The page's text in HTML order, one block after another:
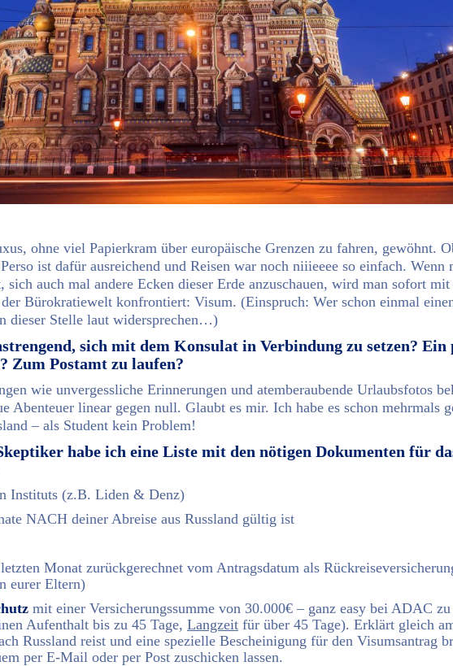
ohne viel Papierkram über europäische Grenzen zu fahren, gewöhnt.
ist dafür ausreichend und Reisen war noch niiieeee so einfach. Wenn
auch mal andere Ecken dieser Erde anzuschauen, wird man sofort mit
Bürokratiewelt konfrontiert: Visum. (Einspruch: Wer schon einmal
dieser Stelle laut widersprechen…)
sich mit dem Konsulat in Verbindung zu setzen? Ein
Zum Postamt zu laufen?
wie unvergessliche Erinnerungen und atemberaubende Urlaubsfotos
Abenteuer linear gegen null. Glaubt es mir. Ich habe es schon mehrmals
– als Student kein Problem!
habe ich eine Liste mit den nötigen Dokumenten für
Instituts (z.B. Liden & Denz)
NACH deiner Abreise aus Russland gültig ist
Monat zurückgerechnet vom Antragsdatum als
eurer Eltern)
mit einer Versicherungssumme von 30.000€ – ganz easy bei ADAC zu
Aufenthalt bis zu 45 Tage, Langzeit für über 45 Tage). Erklärt gleich
Russland reist und eine spezielle Bescheinigung für den Visumsantrag
per E-Mail oder per Post zuschicken lassen.